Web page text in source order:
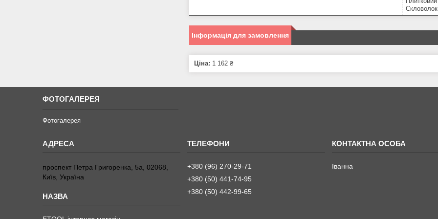
Інформація для замовлення
Ціна: 1 162 ₴
ФОТОГАЛЕРЕЯ
Фотогалерея
проспект Петра Григоренка, 5а, 02068,
Київ, Україна
+380 (96) 270-29-71
+380 (50) 441-74-95
+380 (50) 442-99-65
Іванна